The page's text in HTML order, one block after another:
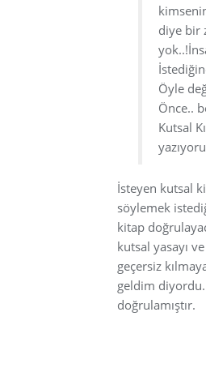
diye bir
Öyle
Önce..
Kutsal
İsteyen kutsal
söylemek
kitap
kutsal yasayı
geçersiz
geldim
doğrulamıştır.